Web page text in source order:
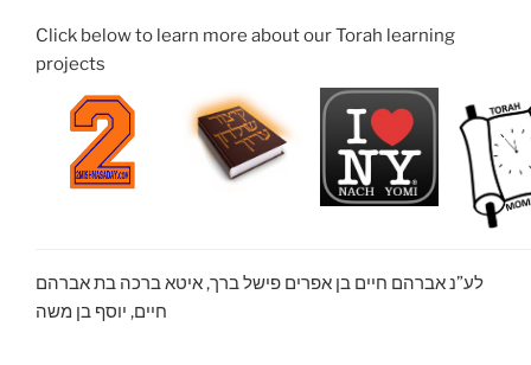
Click below to learn more about our Torah learning
projects
לע”נ אברהם חיים בן אפרים פישל ברך, איטא ברכה בת אברהם
חיים, יוסף בן משה